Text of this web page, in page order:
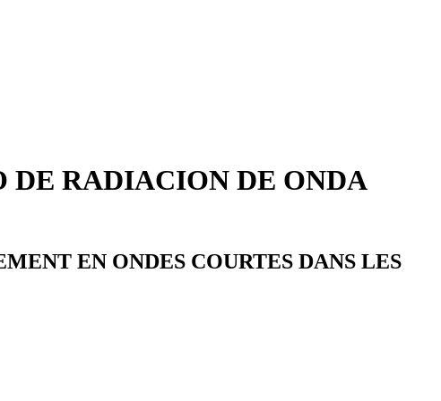
DE RADIACION DE ONDA
EN ONDES COURTES DANS LES